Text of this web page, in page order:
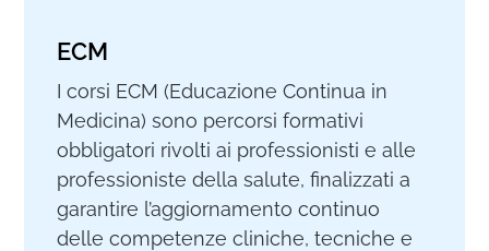
ECM
I corsi ECM (Educazione Continua in
Medicina) sono percorsi formativi
obbligatori rivolti ai professionisti e alle
professioniste della salute, finalizzati a
garantire l’aggiornamento continuo
delle competenze cliniche, tecniche e